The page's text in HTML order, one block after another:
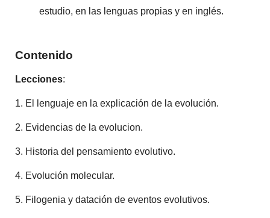
estudio, en las lenguas propias y en inglés.
Contenido
Lecciones:
1. El lenguaje en la explicación de la evolución.
2. Evidencias de la evolucion.
3. Historia del pensamiento evolutivo.
4. Evolución molecular.
5. Filogenia y datación de eventos evolutivos.